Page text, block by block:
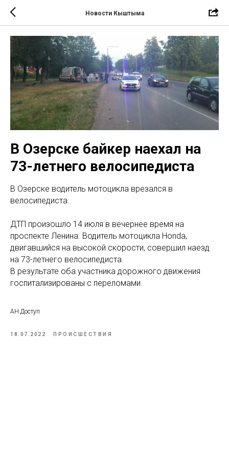
Новости Кыштыма
В Озерске байкер наехал на
73-летнего велосипедиста
В Озерске водитель мотоцикла врезался в
велосипедиста.
ДТП произошло 14 июля в вечернее время на
проспекте Ленина. Водитель мотоцикла Honda,
двигавшийся на высокой скорости, совершил наезд
на 73-летнего велосипедиста.
В результате оба участника дорожного движения
госпитализированы с переломами.
АН Доступ
18.07.2022 ПРОИСШЕСТВИЯ